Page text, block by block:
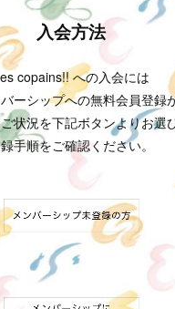
入会方法
copains!! への入会には
ーシップへの無料会員登録
状況を下記ボタンよりお選
手順をご確認ください。